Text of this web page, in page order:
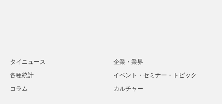
タイニュース
企業・業界
各種統計
イベント・セミナー・トピック
コラム
カルチャー